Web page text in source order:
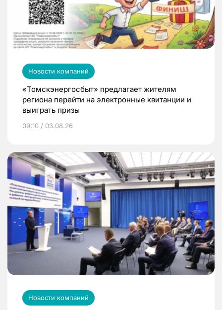
Новости компаний
«Томскэнергосбыт» предлагает жителям
региона перейти на электронные квитанции и
выиграть призы
09:10 / 03.08.26
Новости компаний